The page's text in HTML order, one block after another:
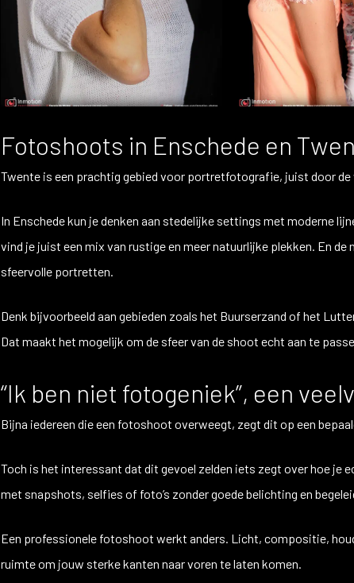
Fotoshoots in Enschede en
Twente is een prachtig gebied voor portretfotografie, juist door de
In Enschede kun je denken aan stedelijke settings met moderne
vind je juist een mix van rustige en meer natuurlijke plekken. En
sfeervolle portretten.
Denk bijvoorbeeld aan gebieden zoals het Buurserzand of het
Dat maakt het mogelijk om de sfeer van de shoot echt aan te
“Ik ben niet fotogeniek”, een
Bijna iedereen die een fotoshoot overweegt, zegt dit op een
Toch is het interessant dat dit gevoel zelden iets zegt over hoe je
met snapshots, selfies of foto’s zonder goede belichting en
Een professionele fotoshoot werkt anders. Licht, compositie,
ruimte om jouw sterke kanten naar voren te laten komen.